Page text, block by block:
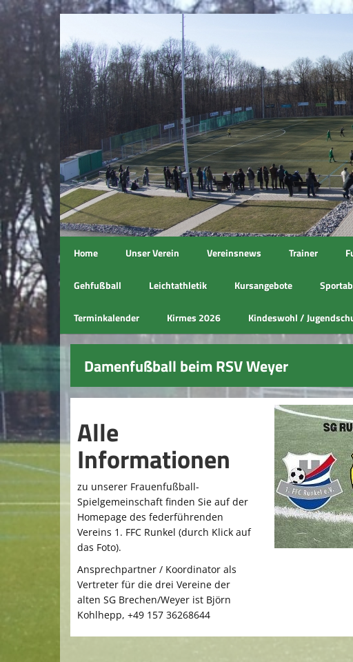
Home Unser Verein Vereinsnews Trainer
Gehfußball Leichtathletik Kursangebote
Terminkalender Kirmes 2026 Kindeswohl /
Damenfußball beim RSV Weyer
Alle
Informationen
zu unserer Frauenfußball-
Spielgemeinschaft finden Sie auf der
Homepage des federführenden
Vereins 1. FFC Runkel (durch Klick auf
das Foto).
Ansprechpartner / Koordinator als
Vertreter für die drei Vereine der
alten SG Brechen/Weyer ist Björn
Kohlhepp, +49 157 36268644